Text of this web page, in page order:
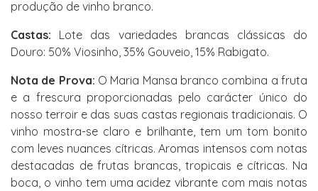
produção de vinho branco.
Castas: Lote das variedades brancas clássicas do
Douro: 50% Viosinho, 35% Gouveio, 15% Rabigato.
Nota de Prova: O Maria Mansa branco combina a fruta
e a frescura proporcionadas pelo carácter único do
nosso terroir e das suas castas regionais tradicionais. O
vinho mostra-se claro e brilhante, tem um tom bonito
com leves nuances cítricas. Aromas intensos com notas
destacadas de frutas brancas, tropicais e cítricas. Na
boca, o vinho tem uma acidez vibrante com mais notas